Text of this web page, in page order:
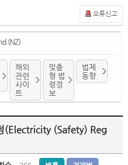
오류신고
(NZ)
해외
관련
사이
트
맞춤
형 법
령정
보
법제
동향
(Electricity (Safety) Reg